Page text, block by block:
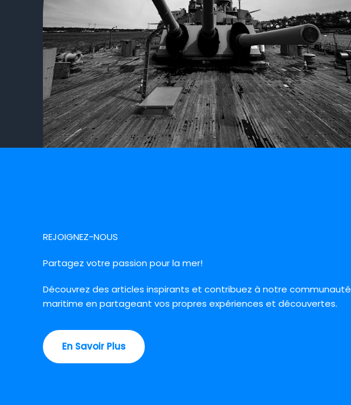
REJOIGNEZ-NOUS
Partagez votre passion pour la mer!
Découvrez des articles inspirants et contribuez à notre communauté
maritime en partageant vos propres expériences et découvertes.
En Savoir Plus